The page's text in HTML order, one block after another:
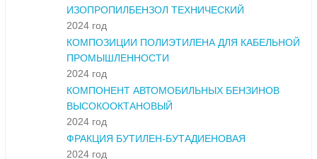
ИЗОПРОПИЛБЕНЗОЛ ТЕХНИЧЕСКИЙ
2024 год
КОМПОЗИЦИИ ПОЛИЭТИЛЕНА ДЛЯ КАБЕЛЬНОЙ
ПРОМЫШЛЕННОСТИ
2024 год
КОМПОНЕНТ АВТОМОБИЛЬНЫХ БЕНЗИНОВ
ВЫСОКООКТАНОВЫЙ
2024 год
ФРАКЦИЯ БУТИЛЕН-БУТАДИЕНОВАЯ
2024 год